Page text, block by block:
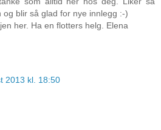
og blir så glad for nye innlegg :-)
her. Ha en flotters helg. Elena
2013 kl. 18:50